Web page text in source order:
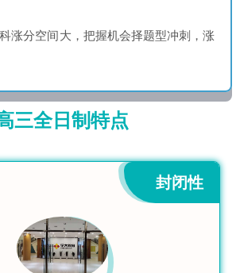
涨分空间大，把握机会择题型冲刺，涨
三全日制特点
封闭性